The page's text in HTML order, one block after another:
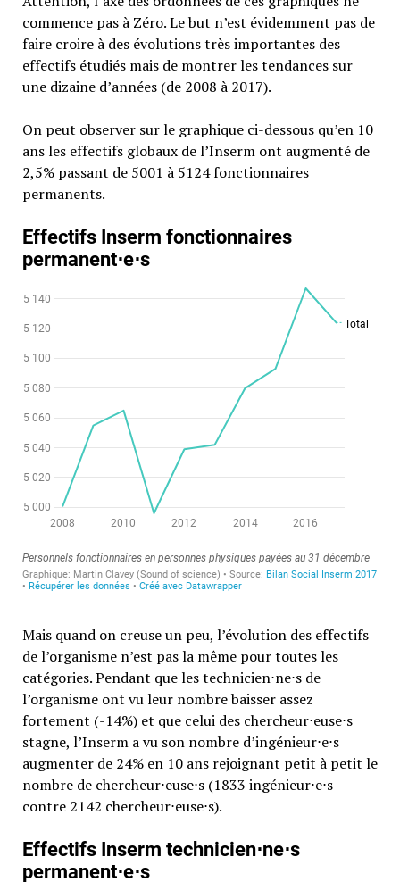
commence pas à Zéro. Le but n’est évidemment pas de
faire croire à des évolutions très importantes des
effectifs étudiés mais de montrer les tendances sur
une dizaine d’années (de 2008 à 2017).
On peut observer sur le graphique ci-dessous qu’en 10
ans les effectifs globaux de l’Inserm ont augmenté de
2,5% passant de 5001 à 5124 fonctionnaires
permanents.
Mais quand on creuse un peu, l’évolution des effectifs
de l’organisme n’est pas la même pour toutes les
catégories. Pendant que les technicien⋅ne⋅s de
l’organisme ont vu leur nombre baisser assez
fortement (-14%) et que celui des chercheur⋅euse⋅s
stagne, l’Inserm a vu son nombre d’ingénieur⋅e⋅s
augmenter de 24% en 10 ans rejoignant petit à petit le
nombre de chercheur⋅euse⋅s (1833 ingénieur⋅e⋅s
contre 2142 chercheur⋅euse⋅s).